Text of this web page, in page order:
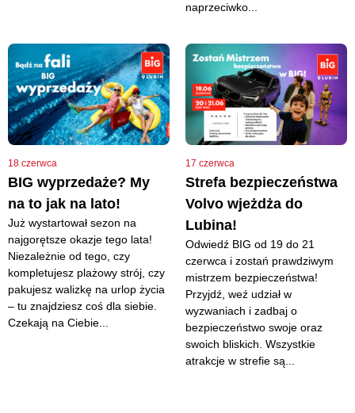
naprzeciwko...
18 czerwca
BIG wyprzedaże? My
na to jak na lato!
Już wystartował sezon na
najgorętsze okazje tego lata!
Niezależnie od tego, czy
kompletujesz plażowy strój, czy
pakujesz walizkę na urlop życia
– tu znajdziesz coś dla siebie.
Czekają na Ciebie...
17 czerwca
Strefa bezpieczeństwa
Volvo wjeżdża do
Lubina!
Odwiedź BIG od 19 do 21
czerwca i zostań prawdziwym
mistrzem bezpieczeństwa!
Przyjdź, weź udział w
wyzwaniach i zadbaj o
bezpieczeństwo swoje oraz
swoich bliskich. Wszystkie
atrakcje w strefie są...